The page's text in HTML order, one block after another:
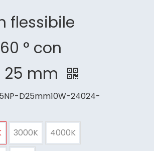
flessibile
° con
mm
D25mm10W-24024-
3000K 4000K